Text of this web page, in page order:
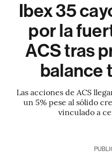
Ibex 35
por la
ACS tras
balance
Las acciones de ACS
un 5% pese al sólido
vinculado a